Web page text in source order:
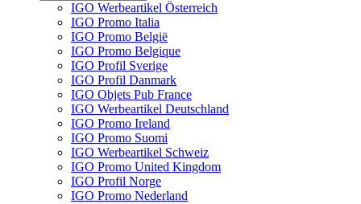
IGO Werbeartikel Österreich
IGO Promo Italia
IGO Promo België
IGO Promo Belgique
IGO Profil Sverige
IGO Profil Danmark
IGO Objets Pub France
IGO Werbeartikel Deutschland
IGO Promo Ireland
IGO Promo Suomi
IGO Werbeartikel Schweiz
IGO Promo United Kingdom
IGO Profil Norge
IGO Promo Nederland